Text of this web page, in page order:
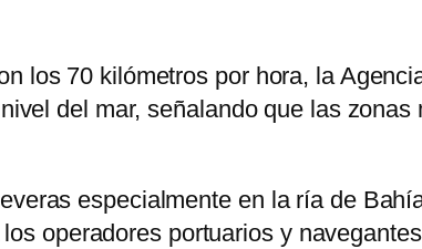
los 70 kilómetros por hora, la
del mar, señalando que las
especialmente en la ría de
operadores portuarios y